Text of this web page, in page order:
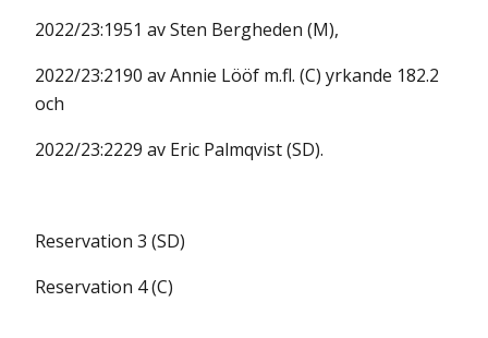
2022/23:1951 av Sten Bergheden (M),
2022/23:2190 av Annie Lööf m.fl. (C) yrkande 182.2
och
2022/23:2229 av Eric Palmqvist (SD).
Reservation 3 (SD)
Reservation 4 (C)